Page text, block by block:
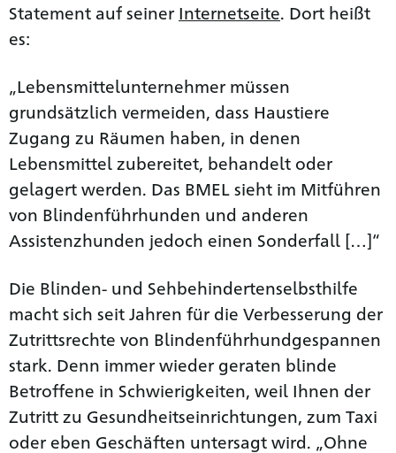
Statement auf seiner Internetseite. Dort heißt
es:
„Lebensmittelunternehmer müssen
grundsätzlich vermeiden, dass Haustiere
Zugang zu Räumen haben, in denen
Lebensmittel zubereitet, behandelt oder
gelagert werden. Das BMEL sieht im Mitführen
von Blindenführhunden und anderen
Assistenzhunden jedoch einen Sonderfall […]“
Die Blinden- und Sehbehindertenselbsthilfe
macht sich seit Jahren für die Verbesserung der
Zutrittsrechte von Blindenführhundgespannen
stark. Denn immer wieder geraten blinde
Betroffene in Schwierigkeiten, weil Ihnen der
Zutritt zu Gesundheitseinrichtungen, zum Taxi
oder eben Geschäften untersagt wird. „Ohne